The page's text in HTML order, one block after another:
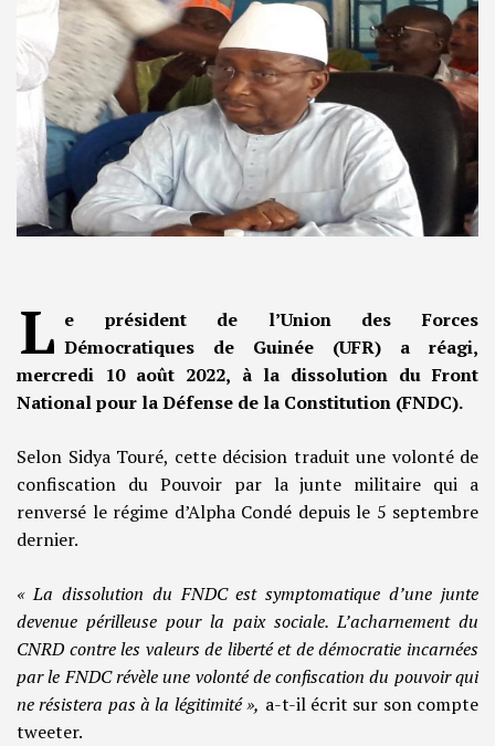
L e président de l’Union des Forces
Démocratiques de Guinée (UFR) a réagi,
mercredi 10 août 2022, à la dissolution du Front
National pour la Défense de la Constitution (FNDC).
Selon Sidya Touré, cette décision traduit une volonté de
confiscation du Pouvoir par la junte militaire qui a
renversé le régime d’Alpha Condé depuis le 5 septembre
dernier.
« La dissolution du FNDC est symptomatique d’une junte
devenue périlleuse pour la paix sociale. L’acharnement du
CNRD contre les valeurs de liberté et de démocratie incarnées
par le FNDC révèle une volonté de confiscation du pouvoir qui
ne résistera pas à la légitimité », a-t-il écrit sur son compte
tweeter.